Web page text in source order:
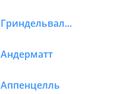
Гриндельвальд
Андерматт
Аппенцелль